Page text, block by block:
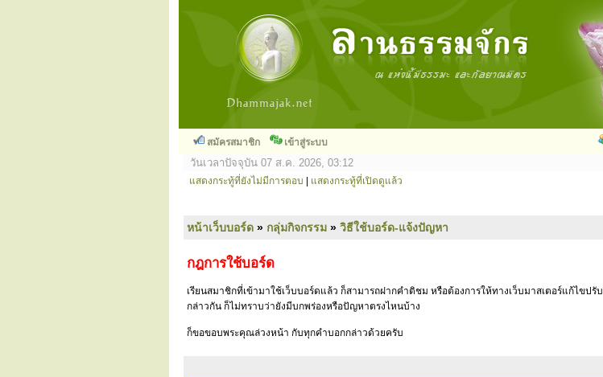
สมัครสมาชิก เข้าสู่ระบบ
วันเวลาปัจจุบัน 07 ส.ค. 2026, 03:12
แสดงกระทู้ที่ยังไม่มีการตอบ แสดงกระทู้ที่เปิดดูแล้ว
หน้าเว็บบอร์ด » กลุ่มกิจกรรม » วิธีใช้บอร์ด-แจ้งปัญหา
กฎการใช้บอร์ด
เรียนสมาชิกที่เข้ามาใช้เว็บบอร์ดแล้ว ก็สามารถฝากคำติชม หรือต้องการให้ทางเว็บมาสเตอร์แก้ไขปรั
กล่าวกัน ก็ไม่ทราบว่ายังมีบกพร่องหรือปัญหาตรงไหนบ้าง
ก็ขอขอบพระคุณล่วงหน้า กับทุกคำบอกกล่าวด้วยครับ